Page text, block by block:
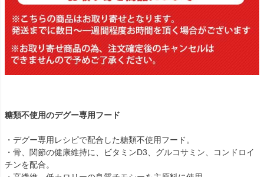
糖類不使用のデグー専用フード
・デグー専用レシピで配合した糖類不使用フード。
・骨、関節の健康維持に、ビタミンD3、グルコサミン、コンドロイ
チンを配合。